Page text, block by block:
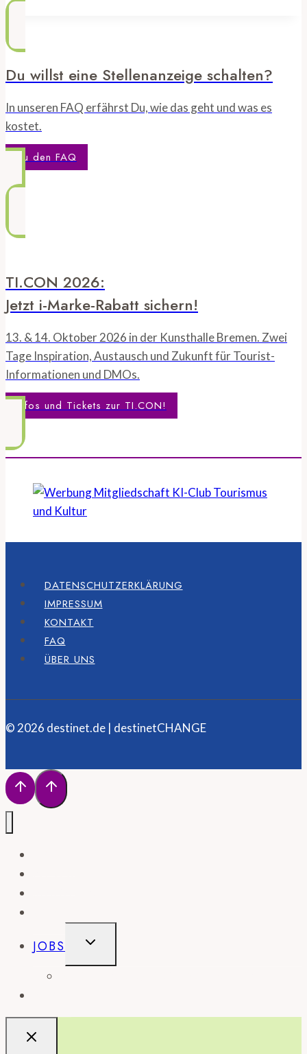
Du willst eine Stellenanzeige schalten?
In unseren FAQ erfährst Du, wie das geht und was es
kostet.
Zu den FAQ
TI.CON 2026:
Jetzt i-Marke-Rabatt sichern!
13. & 14. Oktober 2026 in der Kunsthalle Bremen. Zwei
Tage Inspiration, Austausch und Zukunft für Tourist-
Informationen und DMOs.
Infos und Tickets zur TI.CON!
DATENSCHUTZERKLÄRUNG
IMPRESSUM
KONTAKT
FAQ
ÜBER UNS
© 2026 destinet.de | destinetCHANGE
JOBS
UNTERMENÜ